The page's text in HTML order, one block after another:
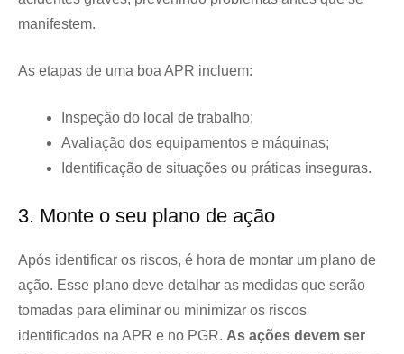
manifestem.
As etapas de uma boa APR incluem:
Inspeção do local de trabalho;
Avaliação dos equipamentos e máquinas;
Identificação de situações ou práticas inseguras.
3. Monte o seu plano de ação
Após identificar os riscos, é hora de montar um plano de
ação. Esse plano deve detalhar as medidas que serão
tomadas para eliminar ou minimizar os riscos
identificados na APR e no PGR. As ações devem ser